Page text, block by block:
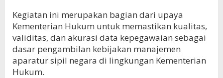
Kegiatan ini merupakan bagian dari upaya
Kementerian Hukum untuk memastikan kualitas,
validitas, dan akurasi data kepegawaian sebagai
dasar pengambilan kebijakan manajemen
aparatur sipil negara di lingkungan Kementerian
Hukum.